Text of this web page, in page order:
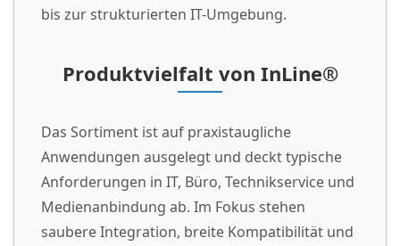
bis zur strukturierten IT-Umgebung.
Produktvielfalt von InLine®
Das Sortiment ist auf praxistaugliche
Anwendungen ausgelegt und deckt typische
Anforderungen in IT, Büro, Technikservice und
Medienanbindung ab. Im Fokus stehen
saubere Integration, breite Kompatibilität und